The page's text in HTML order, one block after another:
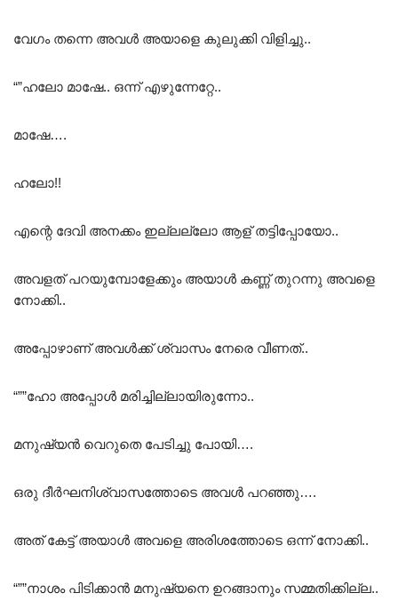
വേഗം തന്നെ അവൾ അയാളെ കുലുക്കി വിളിച്ചു..
“”ഹലോ മാഷേ.. ഒന്ന് എഴുന്നേറ്റേ..
മാഷേ….
ഹലോ!!
എന്റെ ദേവി അനക്കം ഇല്ലല്ലോ ആള് തട്ടിപ്പോയോ..
അവളത് പറയുമ്പോളേക്കും അയാൾ കണ്ണ് തുറന്നു അവളെ
നോക്കി..
അപ്പോഴാണ് അവൾക്ക് ശ്വാസം നേരെ വീണത്..
“””ഹോ അപ്പോൾ മരിച്ചില്ലായിരുന്നോ..
മനുഷ്യൻ വെറുതെ പേടിച്ചു പോയി….
ഒരു ദീർഘനിശ്വാസത്തോടെ അവൾ പറഞ്ഞു….
അത് കേട്ട് അയാൾ അവളെ അരിശത്തോടെ ഒന്ന് നോക്കി..
“””നാശം പിടിക്കാൻ മനുഷ്യനെ ഉറങ്ങാനും സമ്മതിക്കില്ല..